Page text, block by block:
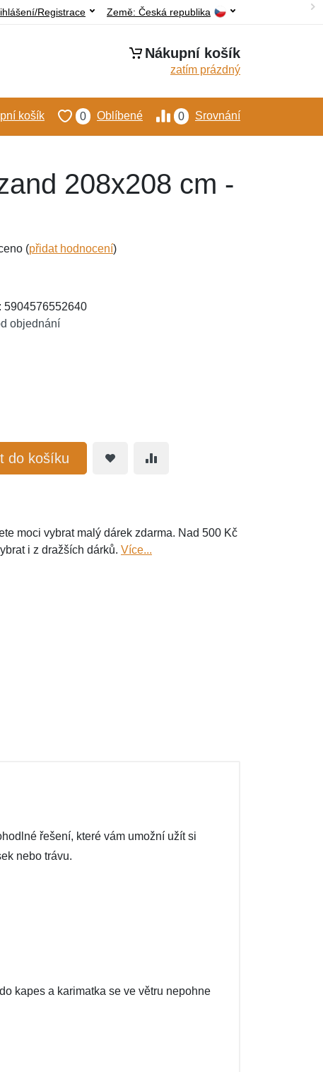
Země: Česká republika
Registrace
Nákupní košík
zatím prázdný
0 Srovnání
0 Oblíbené
košík
208x208 cm -
(přidat hodnocení)
5904576552640
objednání
do košíku
moci vybrat malý dárek zdarma. Nad 500 Kč
i z dražších dárků. Více...
řešení, které vám umožní užít si
nebo trávu.
kapes a karimatka se ve větru nepohne